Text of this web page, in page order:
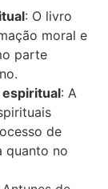
: O livro
moral e
parte
espiritual: A
de
quanto no